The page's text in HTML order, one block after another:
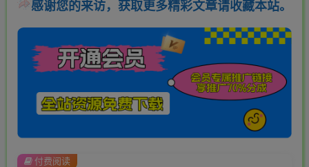
感谢您的来访，获取更多精彩文章请收藏本站。
付费阅读